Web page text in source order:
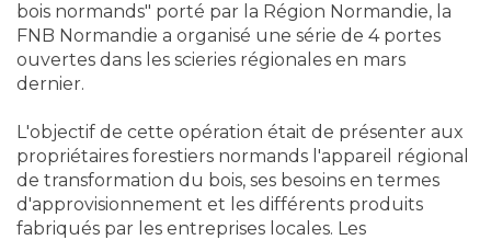
bois normands" porté par la Région Normandie, la
FNB Normandie a organisé une série de 4 portes
ouvertes dans les scieries régionales en mars
dernier.
L'objectif de cette opération était de présenter aux
propriétaires forestiers normands l'appareil régional
de transformation du bois, ses besoins en termes
d'approvisionnement et les différents produits
fabriqués par les entreprises locales. Les